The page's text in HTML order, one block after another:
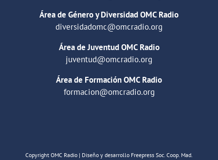
Área de Género y Diversidad OMC Radio
diversidadomc@omcradio.org
Área de Juventud OMC Radio
juventud@omcradio.org
Área de Formación OMC Radio
formacion@omcradio.org
Copyright OMC Radio | Diseño y desarrollo Freepress Soc. Coop. Mad.